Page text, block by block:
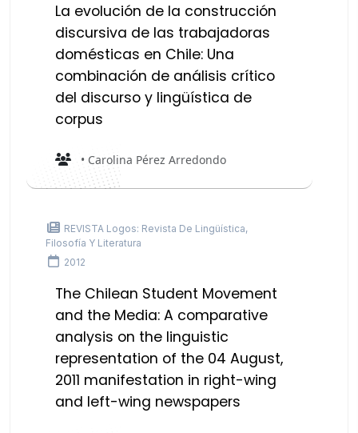
La evolución de la construcción
discursiva de las trabajadoras
domésticas en Chile: Una
combinación de análisis crítico
del discurso y lingüística de
corpus
• Carolina Pérez Arredondo
REVISTA Logos: Revista De Lingüística,
Filosofía Y Literatura
2012
The Chilean Student Movement
and the Media: A comparative
analysis on the linguistic
representation of the 04 August,
2011 manifestation in right-wing
and left-wing newspapers